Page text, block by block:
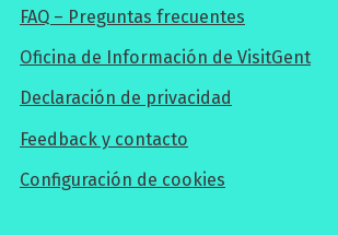
FAQ – Preguntas frecuentes
Oficina de Información de VisitGent
Declaración de privacidad
Feedback y contacto
Configuración de cookies